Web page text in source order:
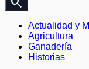
Actualidad y
Agricultura
Ganadería
Historias